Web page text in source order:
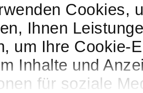
Cookies,
Ihnen
um Ihre Cookie-
Inhalte und
für soziale